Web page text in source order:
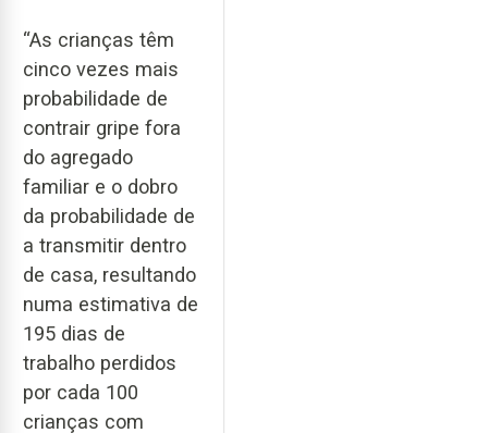
“As crianças têm
cinco vezes mais
probabilidade de
contrair gripe fora
do agregado
familiar e o dobro
da probabilidade de
a transmitir dentro
de casa, resultando
numa estimativa de
195 dias de
trabalho perdidos
por cada 100
crianças com